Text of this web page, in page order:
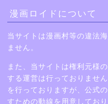
漫画ロイドについて
当サイトは漫画村等の違法
ません。
また、当サイトは権利元様
する運営は行っておりませ
を行っておりますが、公式
すための動線を用意しており